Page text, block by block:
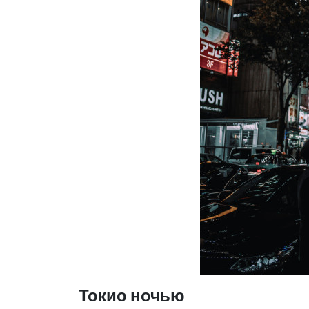
Токио ночью